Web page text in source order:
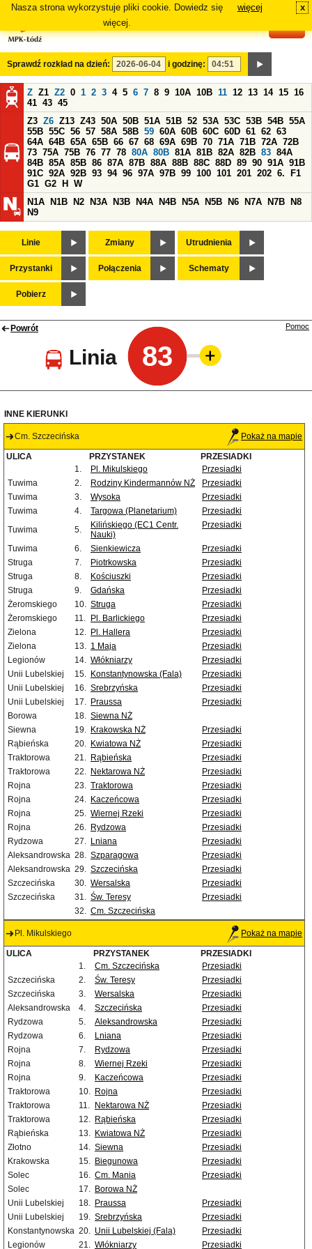
Nasza strona wykorzystuje pliki cookie. Dowiedz się
więcej.
więcej x
Sprawdź rozkład na dzień: i godzinę:
Z Z1 Z2 0 1 2 3 4 5 6 7 8 9 10A 10B 11 12 13 14 15 16
41 43 45
Z3 Z6 Z13 Z43 50A 50B 51A 51B 52 53A 53C 53B 54B 55A
55B 55C 56 57 58A 58B 59 60A 60B 60C 60D 61 62 63
64A 64B 65A 65B 66 67 68 69A 69B 70 71A 71B 72A 72B
73 75A 75B 76 77 78 80A 80B 81A 81B 82A 82B 83 84A
84B 85A 85B 86 87A 87B 88A 88B 88C 88D 89 90 91A 91B
91C 92A 92B 93 94 96 97A 97B 99 100 101 201 202 6.
F1
G1 G2 H
W
N1A
N1B N2 N3A N3B N4A N4B N5A N5B N6 N7A N7B
N8
N9
Linie Zmiany Utrudnienia
Przystanki Połączenia Schematy
Pobierz
Powrót
Linia 83
Pomoc
INNE KIERUNKI
Cm. Szczecińska Pokaż na mapie
ULICA PRZYSTANEK
PRZESIADKI
1.
Pl. Mikulskiego
Przesiadki
Tuwima
2. Rodziny Kindermannów NŻ
Przesiadki
Tuwima
3. Wysoka
Przesiadki
Tuwima
4. Targowa (Planetarium)
Przesiadki
Tuwima
5.
Kilińskiego (EC1 Centr.
Nauki)
Przesiadki
Tuwima 6. Sienkiewicza
Przesiadki
Struga
7. Piotrkowska
Przesiadki
Struga
8. Kościuszki
Przesiadki
Struga
9. Gdańska
Przesiadki
Żeromskiego
10. Struga
Przesiadki
Żeromskiego
11. Pl. Barlickiego
Przesiadki
Zielona
12. Pl. Hallera
Przesiadki
Zielona
13. 1 Maja
Przesiadki
Legionów
14. Włókniarzy
Przesiadki
Unii Lubelskiej
15. Konstantynowska (Fala)
Przesiadki
Unii Lubelskiej
16. Srebrzyńska
Przesiadki
Unii Lubelskiej
17. Praussa
Przesiadki
Borowa
18. Siewna NŻ
Siewna
19. Krakowska NŻ
Przesiadki
Rąbieńska
20. Kwiatowa NŻ
Przesiadki
Traktorowa
21. Rąbieńska
Przesiadki
Traktorowa
22. Nektarowa NŻ
Przesiadki
Rojna
23. Traktorowa
Przesiadki
Rojna
24. Kaczeńcowa
Przesiadki
Rojna
25. Wiernej Rzeki
Przesiadki
Rojna
26. Rydzowa
Przesiadki
Rydzowa
27. Lniana
Przesiadki
Aleksandrowska 28. Szparagowa
Przesiadki
Aleksandrowska 29. Szczecińska
Przesiadki
Szczecińska
30. Wersalska
Przesiadki
Szczecińska
31. Św. Teresy
Przesiadki
32. Cm. Szczecińska
Pl. Mikulskiego Pokaż na mapie
ULICA PRZYSTANEK
PRZESIADKI
1.
Cm. Szczecińska
Przesiadki
Szczecińska
2. Św. Teresy
Przesiadki
Szczecińska
3. Wersalska
Przesiadki
Aleksandrowska
4. Szczecińska
Przesiadki
Rydzowa
5. Aleksandrowska
Przesiadki
Rydzowa
6. Lniana
Przesiadki
Rojna
7. Rydzowa
Przesiadki
Rojna
8. Wiernej Rzeki
Przesiadki
Rojna
9. Kaczeńcowa
Przesiadki
Traktorowa
10. Rojna
Przesiadki
Traktorowa
11. Nektarowa NŻ
Przesiadki
Traktorowa
12. Rąbieńska
Przesiadki
Rąbieńska
13. Kwiatowa NŻ
Przesiadki
Złotno
14. Siewna
Przesiadki
Krakowska
15. Biegunowa
Przesiadki
Solec
16. Cm. Mania
Przesiadki
Solec
17. Borowa NŻ
Unii Lubelskiej
18. Praussa
Przesiadki
Unii Lubelskiej
19. Srebrzyńska
Przesiadki
Konstantynowska 20. Unii Lubelskiej (Fala)
Przesiadki
Legionów
21. Włókniarzy Przesiadki